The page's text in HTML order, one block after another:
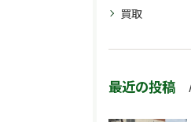
買取
最近の投稿